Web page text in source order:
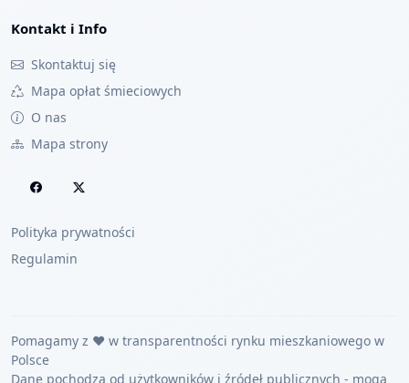
Kontakt i Info
Skontaktuj się
Mapa opłat śmieciowych
O nas
Mapa strony
Polityka prywatności
Regulamin
Pomagamy z ❤️ w transparentności rynku mieszkaniowego w
Polsce
Dane pochodzą od użytkowników i źródeł publicznych - mogą